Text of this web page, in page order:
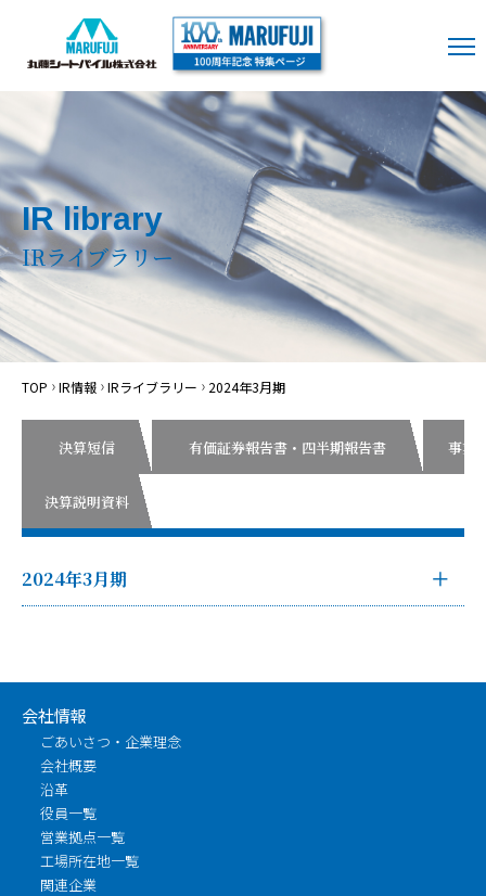
IR library
IRライブラリー
TOP IR情報 IRライブラリー 2024年3月期
決算短信 有価証券報告書・四半期報告書 事業
決算説明資料
2024年3月期
会社情報
ごあいさつ・企業理念
会社概要
沿革
役員一覧
営業拠点一覧
工場所在地一覧
関連企業